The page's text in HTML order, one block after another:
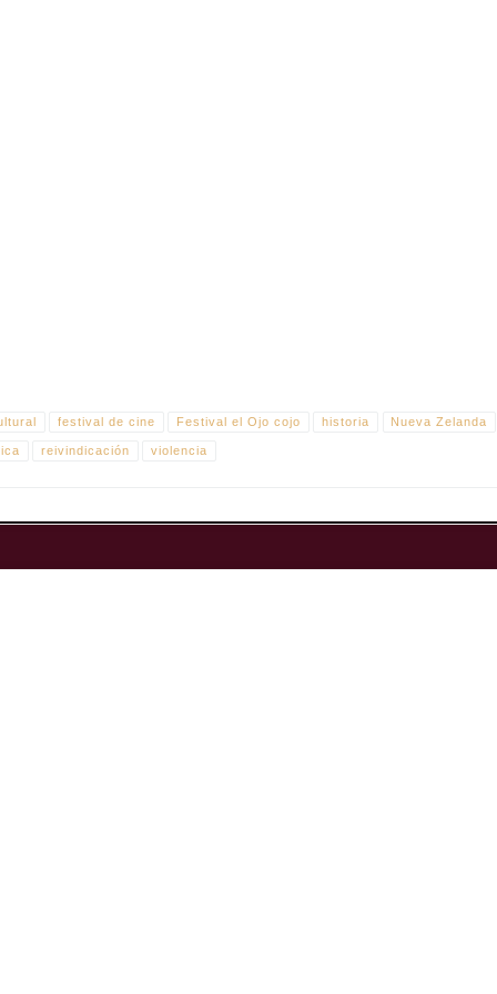
festival de cine Festival el Ojo cojo historia Nueva Zelanda
reivindicación violencia